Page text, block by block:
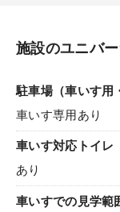
施設のユニバ
駐車場（車いす用
車いす専用あり
車いす対応トイレ
あり
車いすでの見学範